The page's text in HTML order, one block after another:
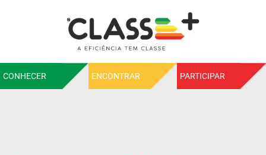
CONHECER ENCONTRAR PARTICIPAR